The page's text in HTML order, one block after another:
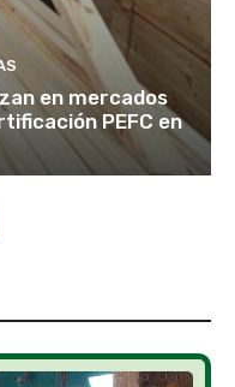
en mercados
PEFC en